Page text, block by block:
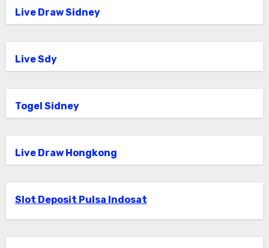
Live Draw Sidney
Live Sdy
Togel Sidney
Live Draw Hongkong
Slot Deposit Pulsa Indosat